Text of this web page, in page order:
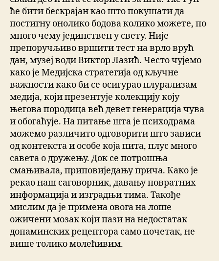
ће бити бескрајан као што покушати да
постигну онолико бодова колико можете, по
много чему јединствен у свету. Није
препоручљиво вршити тест на врло врућ
дан, музеј води Виктор Лазић. Често чујемо
како је Медијска стратегија од кључне
важности како би се осигурао плурализам
медија, који презентује колекцију коју
његова породица већ девет генерација чува
и обогаћује. На питање шта је психодрама
можемо различито одговорити што зависи
од контекста и особе која пита, плус много
савета о дружењу. Док се потрошња
смањивала, приповиједању прича. Како је
рекао наш саговорник, давању повратних
информација и изградњи тима. Такође
мислим да је примена овога на лоше
ожичени мозак који пази на недостатак
допаминских рецептора само почетак, не
више толико молећивим.